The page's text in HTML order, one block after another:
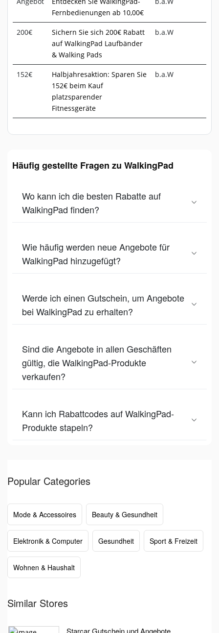
Fernbedienungen ab 10,00€
200€
Sichern Sie sich 200€ Rabatt
auf WalkingPad Laufbänder
& Walking Pads
b.a.W
152€
Halbjahresaktion: Sparen Sie
152€ beim Kauf
platzsparender
Fitnessgeräte
b.a.W
Häufig gestellte Fragen zu WalkingPad
Wo kann ich die besten Rabatte auf
WalkingPad finden?
Wie häufig werden neue Angebote für
WalkingPad hinzugefügt?
Werde ich einen Gutschein, um Angebote
bei WalkingPad zu erhalten?
Sind die Angebote in allen Geschäften
gültig, die WalkingPad-Produkte
verkaufen?
Kann ich Rabattcodes auf WalkingPad-
Produkte stapeln?
Popular Categories
Mode & Accessoires Beauty & Gesundheit
Elektronik & Computer Gesundheit Sport & Freizeit
Wohnen & Haushalt
Similar Stores
Starcar Gutschein und Angebote